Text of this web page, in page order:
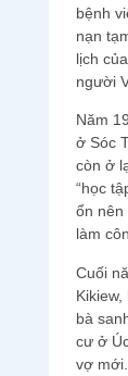
bệnh
nạn
lịch
người
Năm
ở Sóc
còn ở
“học
ổn nên
làm
Cuối
bà
cư ở
vợ mới.